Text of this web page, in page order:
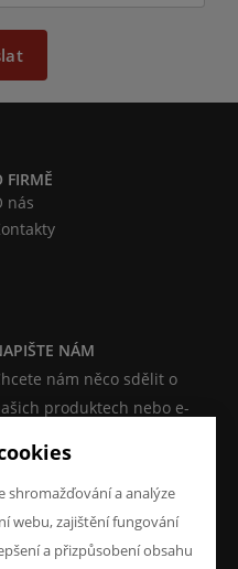
FIRMĚ
nás
NÁM
nám něco sdělit o
produktech nebo e-
shromažďování a analýze
webu, zajištění fungování
a přizpůsobení obsahu